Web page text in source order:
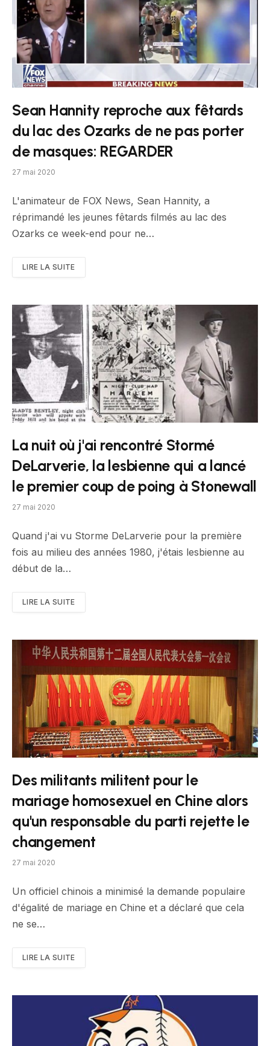
Sean Hannity reproche aux fêtards
du lac des Ozarks de ne pas porter
de masques: REGARDER
27 mai 2020
L'animateur de FOX News, Sean Hannity, a
réprimandé les jeunes fêtards filmés au lac des
Ozarks ce week-end pour ne…
LIRE LA SUITE
La nuit où j'ai rencontré Stormé
DeLarverie, la lesbienne qui a lancé
le premier coup de poing à Stonewall
27 mai 2020
Quand j'ai vu Storme DeLarverie pour la première
fois au milieu des années 1980, j'étais lesbienne au
début de la…
LIRE LA SUITE
Des militants militent pour le
mariage homosexuel en Chine alors
qu'un responsable du parti rejette le
changement
27 mai 2020
Un officiel chinois a minimisé la demande populaire
d'égalité de mariage en Chine et a déclaré que cela
ne se…
LIRE LA SUITE